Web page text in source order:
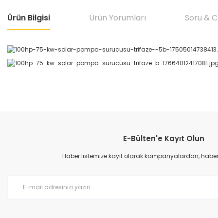
Ürün Bilgisi Ürün Yorumları Soru &
Ürün resmi kalitesiz, bozuk veya görüntülenemiyor.
Ürün açıklamasında eksik bilgiler bulunuyor.
E-Bülten'e Kayıt Olun
Haber listemize kayıt olarak kampanyalardan,